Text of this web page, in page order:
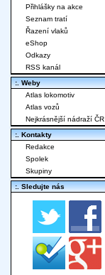
Přihlášky na akce
Seznam tratí
Řazení vlaků
eShop
Odkazy
RSS kanál
:. Weby
Atlas lokomotiv
Atlas vozů
Nejkrásnější nádraží ČR
:. Kontakty
Redakce
Spolek
Skupiny
:. Sledujte nás